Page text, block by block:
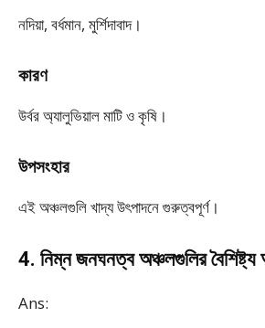
নদিয়া, বর্ধমান, মুর্শিদাবাদ।
কারণ
উর্বর অ্যালুভিয়াল মাটি ও কৃষি।
উপসংহার
এই অঞ্চলগুলি খাদ্য উৎপাদনে গুরুত্বপূর্ণ।
4. নিম্ন জনঘনত্ব অঞ্চলগুলির
Ans: